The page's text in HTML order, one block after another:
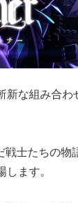
新な組み合わ
士たちの物
ます。